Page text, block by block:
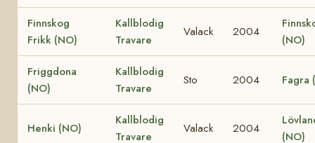
Finnskog
Frikk (NO)
Kallblodig
Travare
Valack 2004
(NO)
Friggdona
(NO)
Kallblodig
Travare
Sto 2004 Fagra
Henki (NO)
Kallblodig
Travare
Valack 2004
(NO)